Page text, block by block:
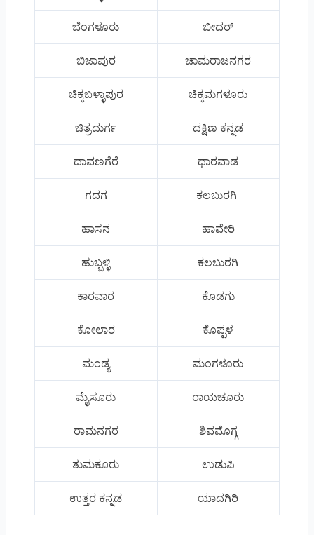
ಬೆಂಗಳೂರು ಬೀದರ್
ಬಿಜಾಪುರ ಚಾಮರಾಜನಗರ
ಚಿಕ್ಕಬಳ್ಳಾಪುರ ಚಿಕ್ಕಮಗಳೂರು
ಚಿತ್ರದುರ್ಗ ದಕ್ಷಿಣ ಕನ್ನಡ
ದಾವಣಗೆರೆ ಧಾರವಾಡ
ಗದಗ ಕಲಬುರಗಿ
ಹಾಸನ ಹಾವೇರಿ
ಹುಬ್ಬಳ್ಳಿ ಕಲಬುರಗಿ
ಕಾರವಾರ ಕೊಡಗು
ಕೋಲಾರ ಕೊಪ್ಪಳ
ಮಂಡ್ಯ ಮಂಗಳೂರು
ಮೈಸೂರು ರಾಯಚೂರು
ರಾಮನಗರ ಶಿವಮೊಗ್ಗ
ತುಮಕೂರು ಉಡುಪಿ
ಉತ್ತರ ಕನ್ನಡ ಯಾದಗಿರಿ